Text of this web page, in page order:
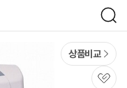
검
색
상품비교